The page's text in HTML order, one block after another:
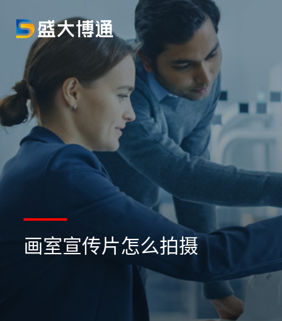
画室宣传片怎么拍摄